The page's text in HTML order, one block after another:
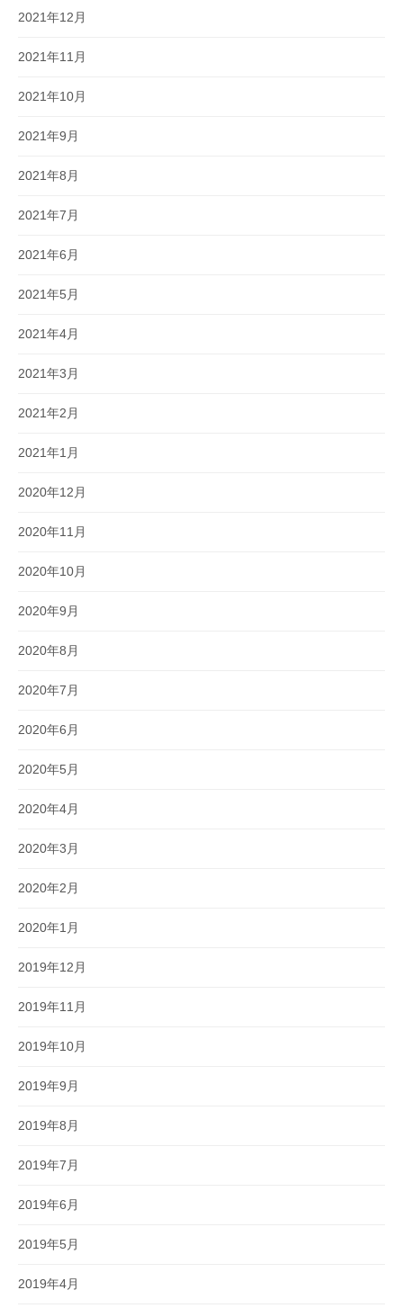
2021年12月
2021年11月
2021年10月
2021年9月
2021年8月
2021年7月
2021年6月
2021年5月
2021年4月
2021年3月
2021年2月
2021年1月
2020年12月
2020年11月
2020年10月
2020年9月
2020年8月
2020年7月
2020年6月
2020年5月
2020年4月
2020年3月
2020年2月
2020年1月
2019年12月
2019年11月
2019年10月
2019年9月
2019年8月
2019年7月
2019年6月
2019年5月
2019年4月